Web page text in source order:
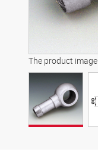
The product